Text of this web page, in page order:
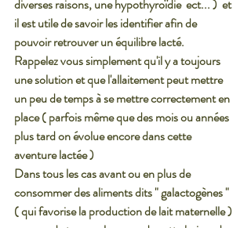
diverses raisons, une hypothyroïdie  ect... )  et
il est utile de savoir les identifier afin de
pouvoir retrouver un équilibre lacté.
Rappelez vous simplement qu'il y a toujours
une solution et que l'allaitement peut mettre
un peu de temps à se mettre correctement en
place ( parfois même que des mois ou années
plus tard on évolue encore dans cette
aventure lactée )
Dans tous les cas avant ou en plus de
consommer des aliments dits " galactogènes "
( qui favorise la production de lait maternelle )